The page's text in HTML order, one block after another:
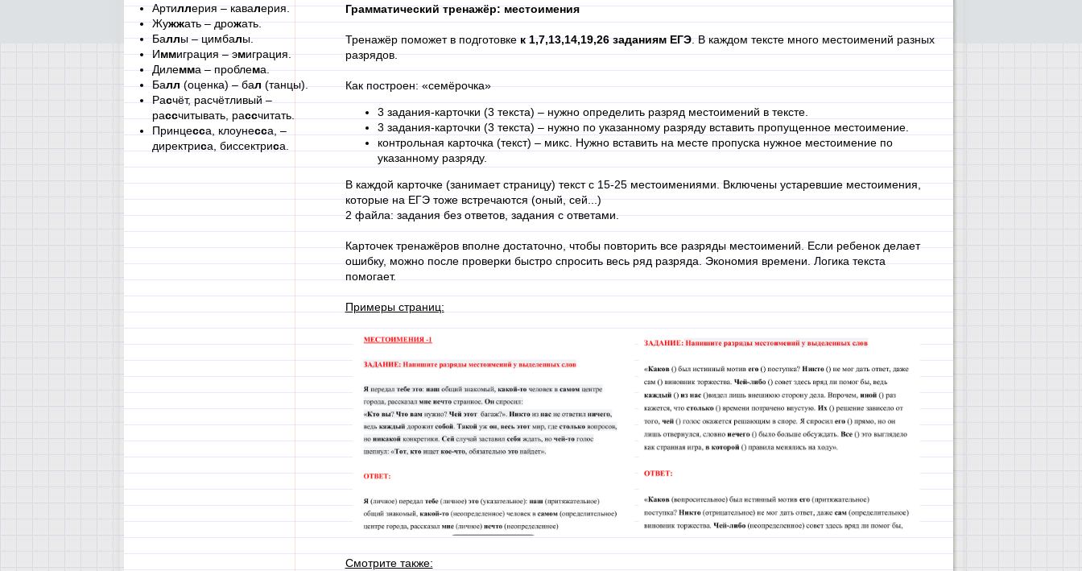
Артиллерия – кавалерия.
Жужжать – дрожать.
Баллы – цимбалы.
Иммиграция – эмиграция.
Дилемма – проблема.
Балл(оценка) – бал(танцы).
Расчёт, расчётливый –
рассчитывать, рассчитать.
Принцесса, клоунесса, –
директриса, биссектриса.
Грамматический тренажёр: местоимения
Тренажёр поможет в подготовкек 1,7,13,14,19,26 заданиям ЕГЭ. В каждом тексте много местоимений разных
разрядов.
Как построен: «семёрочка»
3 задания-карточки (3 текста) – нужно определить разряд местоимений в тексте.
3 задания-карточки (3 текста) – нужно по указанному разряду вставить пропущенное местоимение.
контрольная карточка (текст) – микс. Нужно вставить на месте пропуска нужное местоимение по
указанному разряду.
В каждой карточке (занимает страницу) текст с 15-25 местоимениями. Включены устаревшие местоимения,
которые на ЕГЭ тоже встречаются (оный, сей...)
2 файла: задания без ответов, задания с ответами.
Карточек тренажёров вполне достаточно, чтобы повторить все разряды местоимений. Если ребенок делает
ошибку, можно после проверки быстро спросить весь ряд разряда. Экономия времени. Логика текста
помогает.
Примеры страниц:
Смотрите также: